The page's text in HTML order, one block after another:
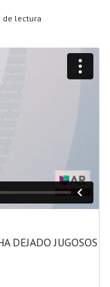
de lectura
DEJADO JUGOSOS